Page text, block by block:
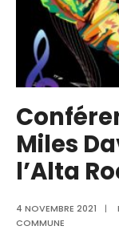
Miles
l’Alta
4 NOVEMBRE 2021 |
COMMUNE